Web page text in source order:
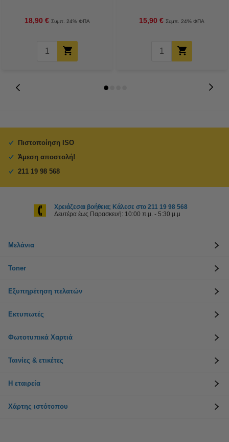
18,90 € Συμπ. 24% ΦΠΑ 15,90 € Συμπ. 24% ΦΠΑ
Πιστοποίηση ISO
Άμεση αποστολή!
211 19 98 568
Χρειάζεσαι βοήθεια; Κάλεσε στο 211 19 98 568
Δευτέρα έως Παρασκευή: 10:00 π.μ. - 5:30 μ.μ
Μελάνια
Toner
Εξυπηρέτηση πελατών
Εκτυπωτές
Φωτοτυπικά Χαρτιά
Ταινίες & ετικέτες
Η εταιρεία
Χάρτης ιστότοπου